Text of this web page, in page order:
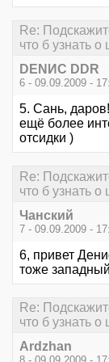
Re:
что б узнать
DENИС DDR
6 - 09.09.2009 -
5. Сань,
ещё более
отсидки )
Re:
что б узнать
Чанский
7 - 09.09.2009 -
6, привет
тоже
Re:
что б узнать
Ardzhan